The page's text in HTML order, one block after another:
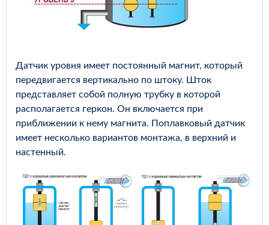
Датчик уровня имеет постоянный магнит, который
передвигается вертикально по штоку. Шток
представляет собой полную трубку в которой
располагается геркон. Он включается при
приближении к нему магнита. Поплавковый датчик
имеет несколько вариантов монтажа, в верхний и
настенный.